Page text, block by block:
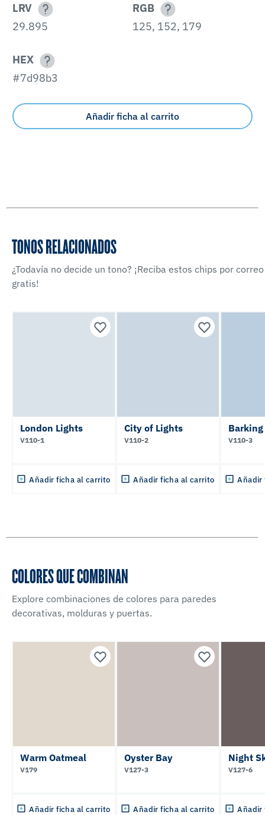
LRV
29.895
RGB
125, 152, 179
HEX
#7d98b3
Añadir ficha al carrito
TONOS RELACIONADOS
¿Todavía no decide un tono? ¡Reciba estos chips por correo
gratis!
London Lights
V110-1
Añadir ficha al carrito
City of Lights
V110-2
Añadir ficha al carrito
Barking
V110-3
Añadir
COLORES QUE COMBINAN
Explore combinaciones de colores para paredes
decorativas, molduras y puertas.
Warm Oatmeal
V179
Añadir ficha al carrito
Oyster Bay
V127-3
Añadir ficha al carrito
Night
V127-6
Añadir